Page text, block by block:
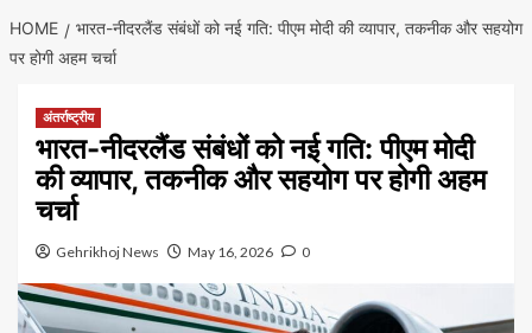
HOME
भारत-नीदरलैंड संबंधों को नई गति: पीएम मोदी की व्यापार, तकनीक और सहयोग
पर होगी अहम चर्चा
अंतर्राष्ट्रीय
भारत-नीदरलैंड संबंधों को नई गति: पीएम मोदी
की व्यापार, तकनीक और सहयोग पर होगी अहम
चर्चा
Gehrikhoj News May 16, 2026 0